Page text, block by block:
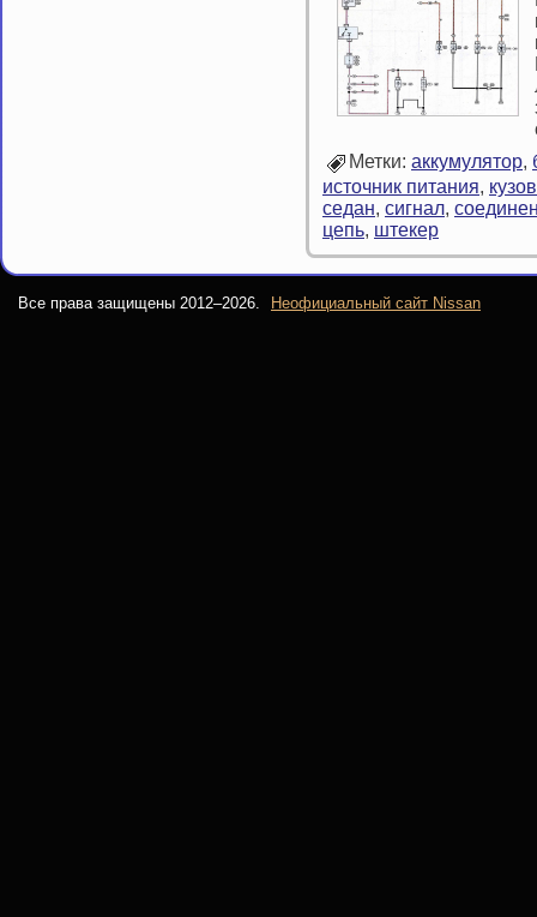
Метки: аккумулятор,
источник питания, кузов
седан, сигнал,
цепь, штекер
Все права защищены 2012–2026. Неофициальный сайт Nissan